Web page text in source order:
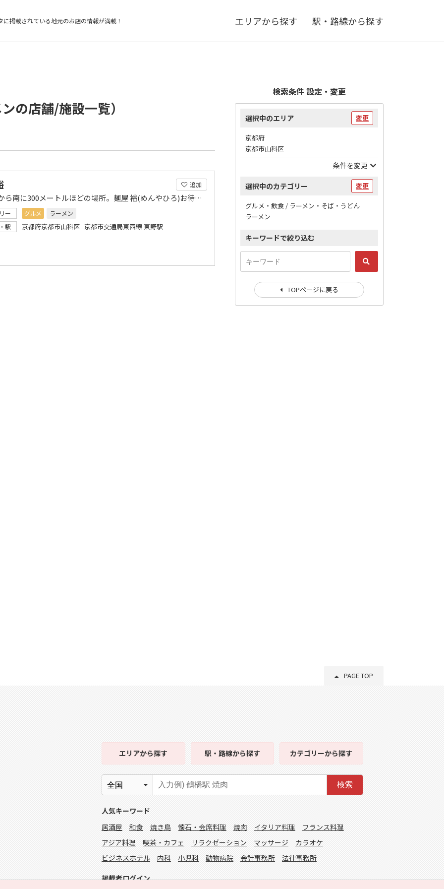
に掲載されている地元のお店の情報が満載！ エリアから探す 駅・路線から探す
の店舗/施設一覧）
追加
東野駅から南に300メートルほどの場所。麺屋 裕(めんやひろ)お待ちしております。
ー グルメ
ラーメン
駅
京都府京都市山科区 京都市交通局東西線 東野駅
検索条件 設定・変更
選択中のエリア 変更
京都府
京都市山科区
条件を変更
選択中のカテゴリー 変更
グルメ・飲食 / ラーメン・そば・うどん
ラーメン
キーワードで絞り込む
TOPページに戻る
PAGE TOP
エリアから探す 駅・路線から探す カテゴリーから探す
検索
人気キーワード
居酒屋
和食 焼き鳥 懐石・会席料理 焼肉 イタリア料理
フランス料理
アジア料理
喫茶・カフェ リラクゼーション マッサージ
カラオケ
ビジネスホテル
内科 小児科 動物病院 会計事務所 法律事務所
掲載者ログイン